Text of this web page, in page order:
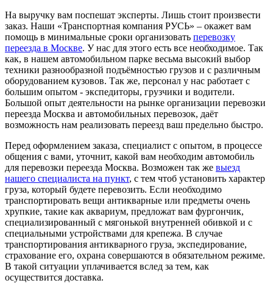
На выручку вам поспешат эксперты. Лишь стоит произвести
заказ. Наши «Транспортная компания РУСЬ» – окажет вам
помощь в минимальные сроки организовать перевозку
переезда в Москве. У нас для этого есть все необходимое. Так
как, в нашем автомобильном парке весьма высокий выбор
техники разнообразной подъёмностью грузов и с различным
оборудованием кузовов. Так же, персонал у нас работает с
большим опытом - экспедиторы, грузчики и водители.
Большой опыт деятельности на рынке организации перевозки
переезда Москва и автомобильных перевозок, даёт
возможность нам реализовать переезд ваш предельно быстро.
Перед оформлением заказа, специалист с опытом, в процессе
общения с вами, уточнит, какой вам необходим автомобиль
для перевозки переезда Москва. Возможен так же выезд
нашего специалиста на пункт, с тем чтоб установить характер
груза, который будете перевозить. Если необходимо
транспортировать вещи антикварные или предметы очень
хрупкие, такие как аквариум, предложат вам фургончик,
специализированный с мягонькой внутренней обивкой и с
специальными устройствами для крепежа. В случае
транспортирования антикварного груза, экспедирование,
страхование его, охрана совершаются в обязательном режиме.
В такой ситуации уплачивается вслед за тем, как
осуществится доставка.